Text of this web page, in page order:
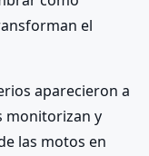
el
aparecieron a
monitorizan y
las motos en